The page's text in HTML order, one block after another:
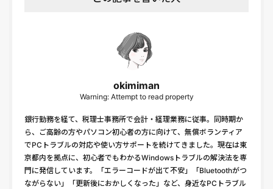
okimiman
Warning: Attempt to read property
銀行勤務を経て、税理士事務所で会計・経理業務に従事。同時期か
ら、ご高齢の方やパソコン初心者の方に向けて、無償ボランティア
でPCトラブルの対応や使い方サポートを続けてきました。現在は東
京都内を拠点に、初心者でもわかるWindowsトラブルの解決法を専
門に発信しています。「エラーコードが出て不安」「Bluetoothがつ
ながらない」「更新後におかしくなった」など、身近なPCトラブル